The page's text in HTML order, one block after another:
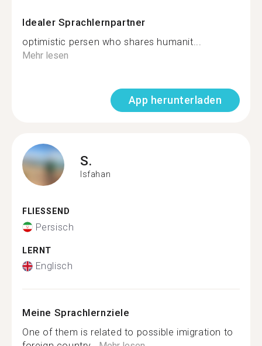
Idealer Sprachlernpartner
optimistic persen who shares humanit...
Mehr lesen
App herunterladen
S.
Isfahan
FLIESSEND
Persisch
LERNT
Englisch
Meine Sprachlernziele
One of them is related to possible imigration to